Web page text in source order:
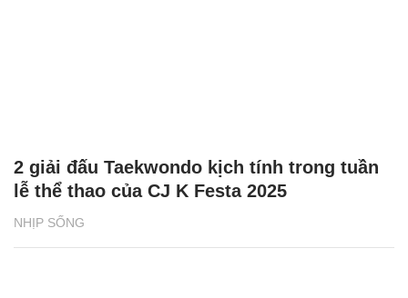
NHỊP SỐNG
2 giải đấu Taekwondo kịch tính trong tuần
lễ thể thao của CJ K Festa 2025